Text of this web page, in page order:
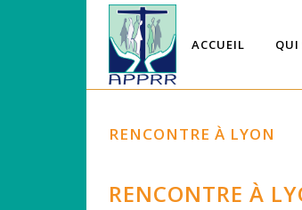
ACCUEIL QUI
RENCONTRE À LYON
RENCONTRE À